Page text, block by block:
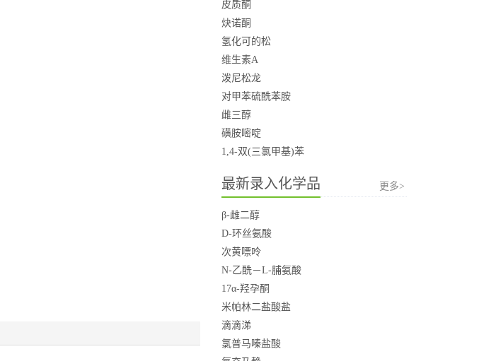
皮质酮
炔诺酮
氢化可的松
维生素A
泼尼松龙
对甲苯硫酰苯胺
雌三醇
磺胺嘧啶
1,4-双(三氯甲基)苯
最新录入化学品 更多>
β-雌二醇
D-环丝氨酸
次黄嘌呤
N-乙酰－L-脯氨酸
17α-羟孕酮
米帕林二盐酸盐
滴滴涕
氯普马嗪盐酸